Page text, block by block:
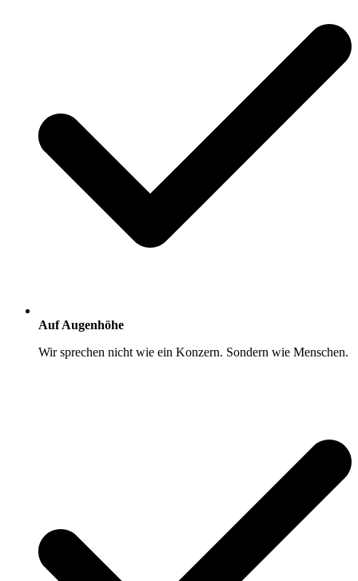
Auf Augenhöhe
Wir sprechen nicht wie ein Konzern. Sondern wie Menschen.